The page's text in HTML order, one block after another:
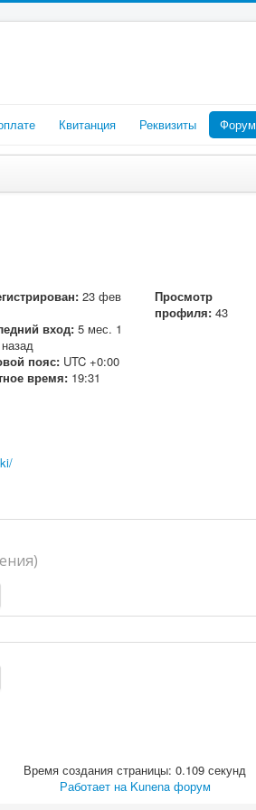
Квитанция Реквизиты Форум
23 фев
вход: 5 мес. 1
пояс: UTC +0:00
время: 19:31
Просмотр
профиля: 43
Время создания страницы: 0.109 секунд
Работает на Kunena форум